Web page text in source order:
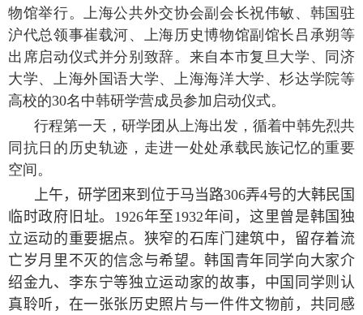
物馆举行。上海公共外交协会副会长祝伟敏、韩国驻
沪代总领事崔载河、上海历史博物馆副馆长吕承朔等
出席启动仪式并分别致辞。来自本市复旦大学、同济
大学、上海外国语大学、上海海洋大学、杉达学院等
高校的30名中韩研学营成员参加启动仪式。
行程第一天，研学团从上海出发，循着中韩先烈共
同抗日的历史轨迹，走进一处处承载民族记忆的重要
空间。
上午，研学团来到位于马当路306弄4号的大韩民国
临时政府旧址。 1926年至1932年间，这里曾是韩国独
立运动的重要据点。狭窄的石库门建筑中，留存着流
亡岁月里不灭的信念与希望。韩国青年同学向大家介
绍金九、李东宁等独立运动家的故事，中国同学则认
真聆听，在一张张历史照片与一件件文物前，共同感